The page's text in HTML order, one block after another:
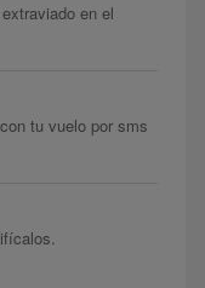
en el
tu vuelo por sms